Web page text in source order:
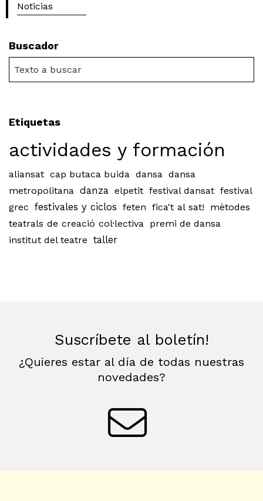
Noticias
Buscador
Etiquetas
actividades y formación
aliansat cap butaca buida dansa dansa
metropolitana danza elpetit festival dansat festival
grec festivales y ciclos feten fica't al sat!
mètodes
teatrals de creació col·lectiva premi de dansa
institut del teatre taller
Suscríbete al boletín!
¿Quieres estar al día de todas nuestras
novedades?